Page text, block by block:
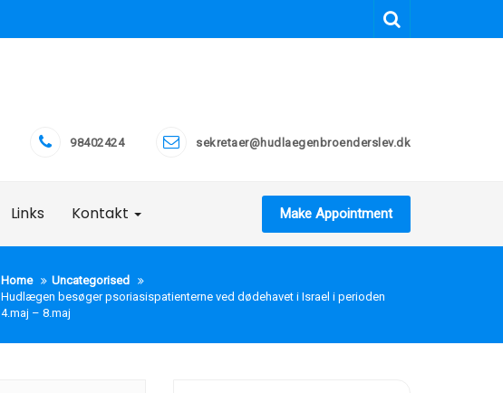
98402424 sekretaer@hudlaegenbroenderslev.dk
Links Kontakt Make Appointment
Home
Uncategorised
Hudlægen besøger psoriasispatienterne ved dødehavet i Israel i perioden
4.maj – 8.maj